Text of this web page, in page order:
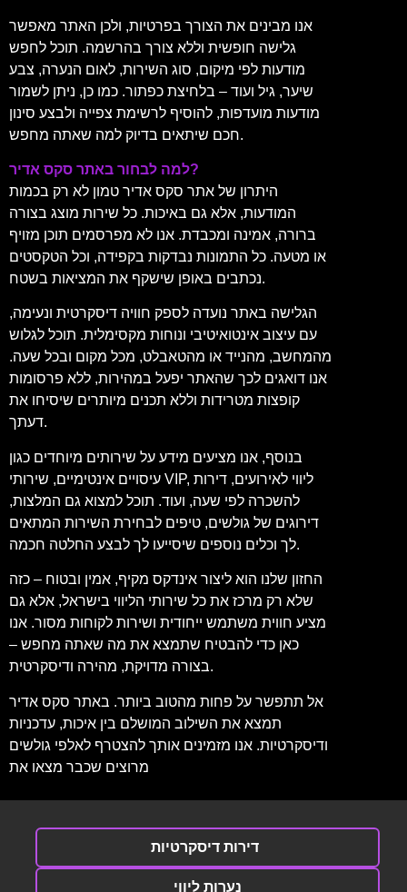
אנו מבינים את הצורך בפרטיות, ולכן האתר מאפשר
גלישה חופשית וללא צורך בהרשמה. תוכל לחפש
מודעות לפי מיקום, סוג השירות, לאום הנערה, צבע
שיער, גיל ועוד – בלחיצת כפתור. כמו כן, ניתן לשמור
מודעות מועדפות, להוסיף לרשימת צפייה ולבצע סינון
חכם שיתאים בדיוק למה שאתה מחפש.
למה לבחור באתר סקס אדיר?
היתרון של אתר סקס אדיר טמון לא רק בכמות
המודעות, אלא גם באיכות. כל שירות מוצג בצורה
ברורה, אמינה ומכבדת. אנו לא מפרסמים תוכן מזויף
או מטעה. כל התמונות נבדקות בקפידה, וכל הטקסטים
נכתבים באופן שישקף את המציאות בשטח.
הגלישה באתר נועדה לספק חוויה דיסקרטית ונעימה,
עם עיצוב אינטואיטיבי ונוחות מקסימלית. תוכל לגלוש
מהמחשב, מהנייד או מהטאבלט, מכל מקום ובכל שעה.
אנו דואגים לכך שהאתר יפעל במהירות, ללא פרסומות
קופצות מטרידות וללא תכנים מיותרים שיסיחו את
דעתך.
בנוסף, אנו מציעים מידע על שירותים מיוחדים כגון
עיסויים אינטימיים, שירותי VIP, ליווי לאירועים, דירות
להשכרה לפי שעה, ועוד. תוכל למצוא גם המלצות,
דירוגים של גולשים, טיפים לבחירת השירות המתאים
לך וכלים נוספים שיסייעו לך לבצע החלטה חכמה.
החזון שלנו הוא ליצור אינדקס מקיף, אמין ובטוח – כזה
שלא רק מרכז את כל שירותי הליווי בישראל, אלא גם
מציע חווית משתמש ייחודית ושירות לקוחות מסור. אנו
כאן כדי להבטיח שתמצא את מה שאתה מחפש –
בצורה מדויקת, מהירה ודיסקרטית.
אל תתפשר על פחות מהטוב ביותר. באתר סקס אדיר
תמצא את השילוב המושלם בין איכות, עדכניות
ודיסקרטיות. אנו מזמינים אותך להצטרף לאלפי גולשים
מרוצים שכבר מצאו את
דירות דיסקרטיות
נערות ליווי